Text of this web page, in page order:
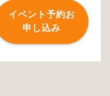
イベント予約お
申し込み